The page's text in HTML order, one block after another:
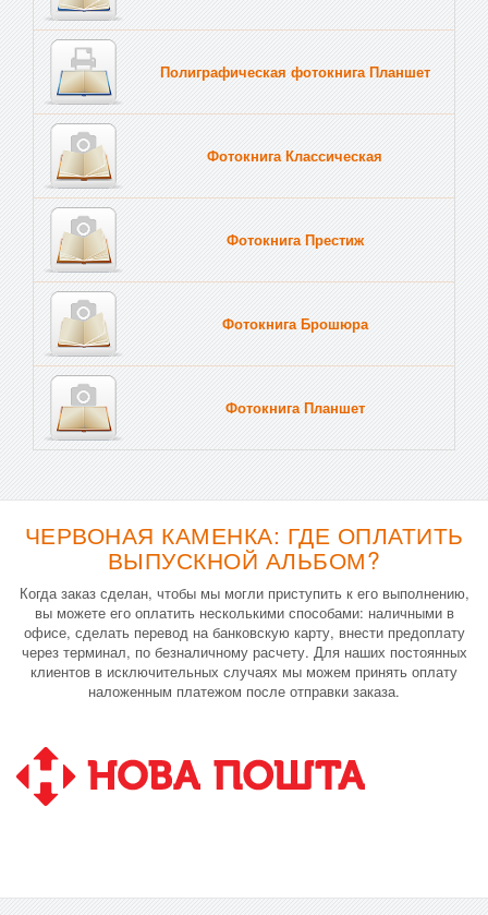
Полиграфическая фотокнига Планшет
Фотокнига Классическая
Фотокнига Престиж
Фотокнига Брошюра
Фотокнига Планшет
ЧЕРВОНАЯ КАМЕНКА: ГДЕ ОПЛАТИТЬ
ВЫПУСКНОЙ АЛЬБОМ?
Когда заказ сделан, чтобы мы могли приступить к его выполнению,
вы можете его оплатить несколькими способами: наличными в
офисе, сделать перевод на банковскую карту, внести предоплату
через терминал, по безналичному расчету. Для наших постоянных
клиентов в исключительных случаях мы можем принять оплату
наложенным платежом после отправки заказа.